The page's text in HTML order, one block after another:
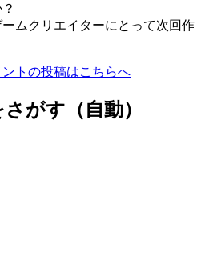
ムクリエイターにとって次回作
トの投稿はこちらへ
がす（自動）